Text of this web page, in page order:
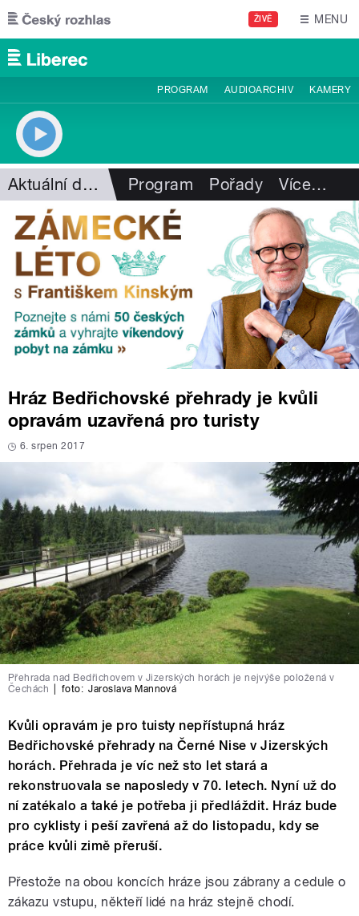
Přejít k hlavnímu obsahu
ŽIVĚ MENU
PROGRAM AUDIOARCHIV KAMERY
Aktuální dění Program Pořady Více…
Hráz Bedřichovské přehrady je kvůli
opravám uzavřená pro turisty
6. srpen 2017
Přehrada nad Bedřichovem v Jizerských horách je nejvýše položená v
Čechách
foto: Jaroslava Mannová
Kvůli opravám je pro tuisty nepřístupná hráz
Bedřichovské přehrady na Černé Nise v Jizerských
horách. Přehrada je víc než sto let stará a
rekonstruovala se naposledy v 70. letech. Nyní už do
ní zatékalo a také je potřeba ji předláždit. Hráz bude
pro cyklisty i peší zavřená až do listopadu, kdy se
práce kvůli zimě přeruší.
Přestože na obou koncích hráze jsou zábrany a cedule o
zákazu vstupu, někteří lidé na hráz stejně chodí.